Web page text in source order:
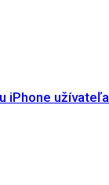
iPhone užívateľa